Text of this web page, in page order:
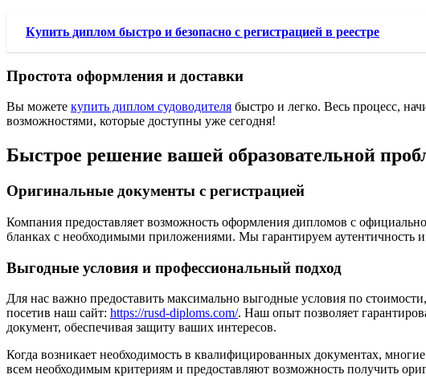
Купить диплом быстро и безопасно с регистрацией в реестре
Простота оформления и доставки
Вы можете купить диплом судоводителя быстро и легко. Весь процесс,
возможностями, которые доступны уже сегодня!
Быстрое решение вашей образовательной
Оригинальные документы с регистрацией
Компания предоставляет возможность оформления дипломов с
бланках с необходимыми приложениями. Мы гарантируем аутентичность
Выгодные условия и профессиональный подход
Для нас важно предоставить максимально выгодные условия по
посетив наш сайт: https://rusd-diploms.com/. Наш опыт позволяет
документ, обеспечивая защиту ваших интересов.
Когда возникает необходимость в квалифицированных документах,
всем необходимым критериям и предоставляют возможность получить